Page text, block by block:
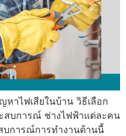
าไฟเสียในบ้าน วิธีเลือก
สบการณ์ ช่างไฟฟ้าแต่ละคน
การณ์การทำงานด้านนี้